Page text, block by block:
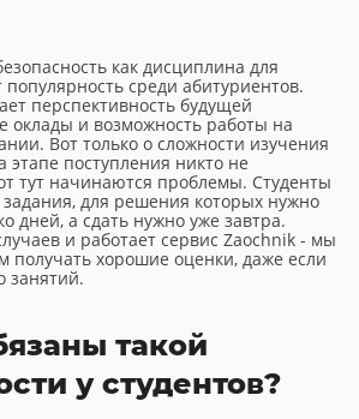
как дисциплина для
среди абитуриентов.
перспективность будущей
оклады и возможность работы на
Вот только о сложности изучения
этапе поступления никто не
тут начинаются проблемы. Студенты
для решения которых нужно
дней, а сдать нужно уже завтра.
и работает сервис Zaochnik - мы
получать хорошие оценки, даже если
занятий.
такой
у студентов?